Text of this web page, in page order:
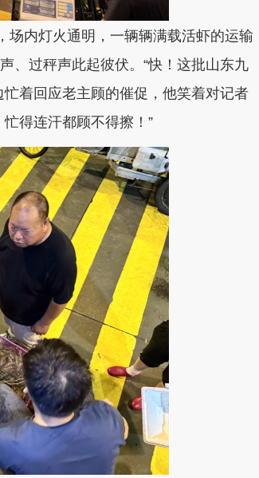
内灯火通明，一辆辆满载活虾的运输
、过秤声此起彼伏。“快！这批山东九
着回应老主顾的催促，他笑着对记者
得连汗都顾不得擦！”